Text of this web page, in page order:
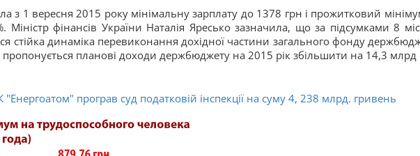
з 1 вересня 2015 року мінімальну зарплату до 1378 грн і прожитковий
Міністр фінансів України Наталія Яресько зазначила, що за підсумками 8
стійка динаміка перевиконання дохідної частини загального фонду
планові доходи держбюджету на 2015 рік збільшити на 14,3 млрд
"Енергоатом" програв суд податковій інспекції на суму 4, 238 млрд. гривень